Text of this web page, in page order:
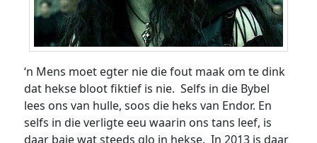
‘n Mens moet egter nie die fout maak om te dink
dat hekse bloot fiktief is nie. Selfs in die Bybel
lees ons van hulle, soos die heks van Endor. En
selfs in die verligte eeu waarin ons tans leef, is
daar baie wat steeds glo in hekse. In 2013 is daar